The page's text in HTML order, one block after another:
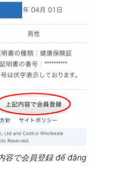
容で会員登録 để đăng